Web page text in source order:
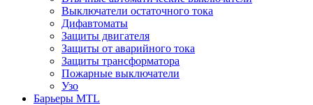
Выключатели остаточного тока
Дифавтоматы
Защиты двигателя
Защиты от аварийного тока
Защиты трансформатора
Пожарные выключатели
Узо
Барьеры MTL